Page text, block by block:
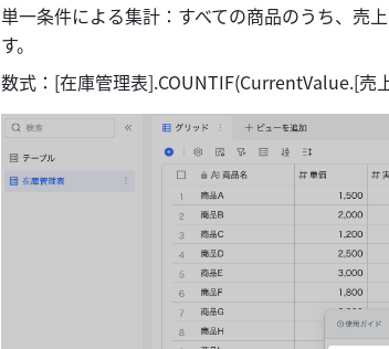
単一条件による集計：すべての商品のうち、売
す。
数式：[在庫管理表].COUNTIF(CurrentValue.[売